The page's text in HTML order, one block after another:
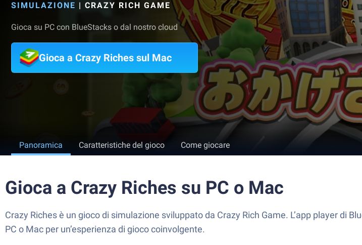
SIMULAZIONE | CRAZY RICH GAME
Gioca su PC con BlueStacks o dal nostro cloud
Gioca a Crazy Riches sul Mac
Panoramica Caratteristiche del gioco Come giocare
Gioca a Crazy Riches su PC o Mac
Crazy Riches è un gioco di simulazione sviluppato da Crazy Rich Game. L’app player di
PC o Mac per un’esperienza di gioco coinvolgente.